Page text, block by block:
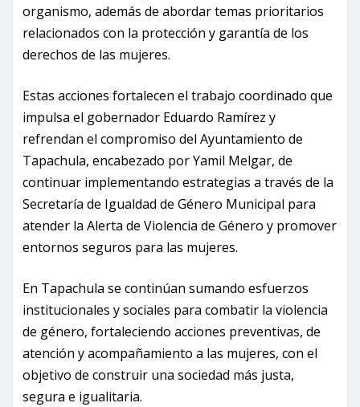
organismo, además de abordar temas prioritarios
relacionados con la protección y garantía de los
derechos de las mujeres.
Estas acciones fortalecen el trabajo coordinado que
impulsa el gobernador Eduardo Ramírez y
refrendan el compromiso del Ayuntamiento de
Tapachula, encabezado por Yamil Melgar, de
continuar implementando estrategias a través de la
Secretaría de Igualdad de Género Municipal para
atender la Alerta de Violencia de Género y promover
entornos seguros para las mujeres.
En Tapachula se continúan sumando esfuerzos
institucionales y sociales para combatir la violencia
de género, fortaleciendo acciones preventivas, de
atención y acompañamiento a las mujeres, con el
objetivo de construir una sociedad más justa,
segura e igualitaria.